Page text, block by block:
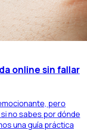
online sin fallar
pero
no sabes por dónde
una guía práctica